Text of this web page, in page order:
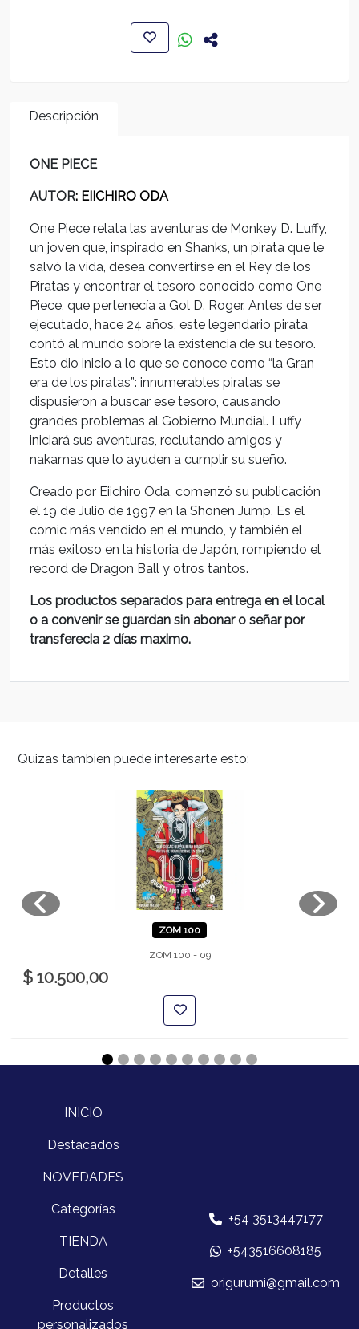
Descripción
ONE PIECE
AUTOR: EIICHIRO ODA
One Piece relata las aventuras de Monkey D. Luffy,
un joven que, inspirado en Shanks, un pirata que le
salvó la vida, desea convertirse en el Rey de los
Piratas y encontrar el tesoro conocido como One
Piece, que pertenecía a Gol D. Roger. Antes de ser
ejecutado, hace 24 años, este legendario pirata
contó al mundo sobre la existencia de su tesoro.
Esto dio inicio a lo que se conoce como “la Gran
era de los piratas”: innumerables piratas se
dispusieron a buscar ese tesoro, causando
grandes problemas al Gobierno Mundial. Luffy
iniciará sus aventuras, reclutando amigos y
nakamas que lo ayuden a cumplir su sueño.
Creado por Eiichiro Oda, comenzó su publicación
el 19 de Julio de 1997 en la Shonen Jump. Es el
comic más vendido en el mundo, y también el
más exitoso en la historia de Japón, rompiendo el
record de Dragon Ball y otros tantos.
Los productos separados para entrega en el local
o a convenir se guardan sin abonar o señar por
transferecia 2 días maximo.
Quizas tambien puede interesarte esto:
ZOM 100
ZOM 100 - 09
$ 10.500,00
INICIO
Destacados
NOVEDADES
Categorías
TIENDA
Detalles
Productos
personalizados
+54 3513447177
+543516608185
origurumi@gmail.com